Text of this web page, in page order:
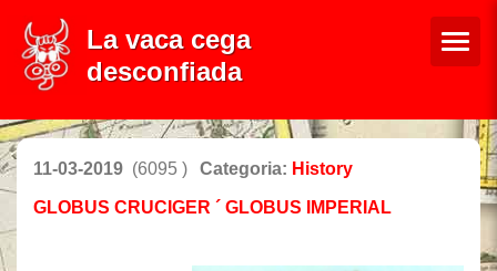
La vaca cega
desconfiada
11-03-2019 (6095 ) Categoria: History
GLOBUS CRUCIGER ´ GLOBUS IMPERIAL